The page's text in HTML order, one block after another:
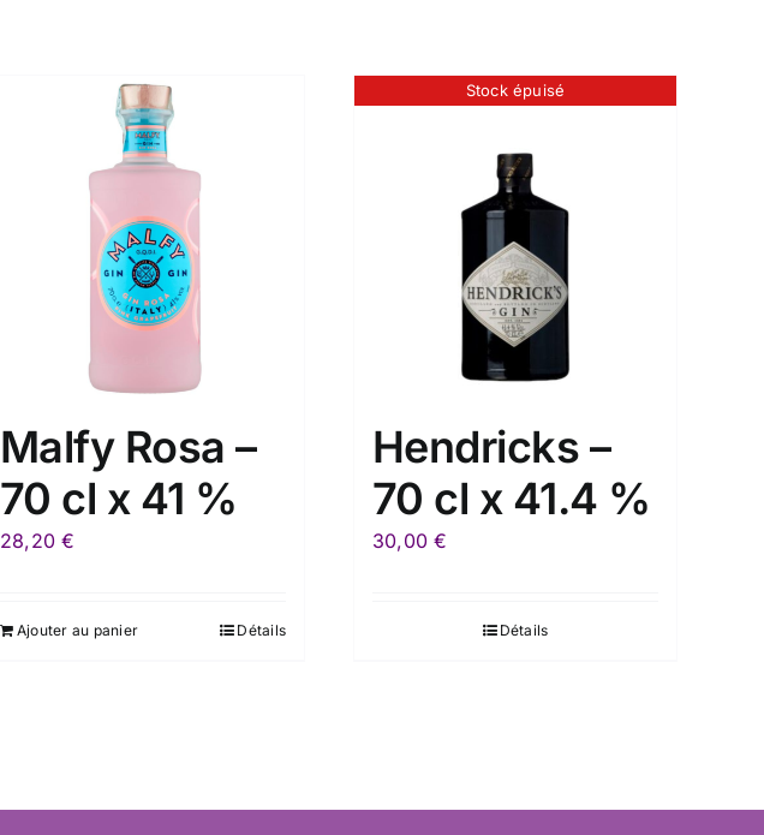
Malfy Rosa –
70 cl x 41 %
28,20€
Ajouter au panier Détails
Stock épuisé
Hendricks –
70 cl x 41.4 %
30,00€
Détails